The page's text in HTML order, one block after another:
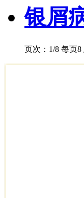
银屑
页次：1/8 每页